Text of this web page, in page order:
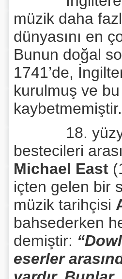
müzik daha
dünyasını en
Bunun doğal
1741’de,
kurulmuş ve
kaybetmemiştir.
18. yüzyılın
bestecileri
Michael East
içten gelen bir
müzik tarihçisi
bahsederken
demiştir:
eserler